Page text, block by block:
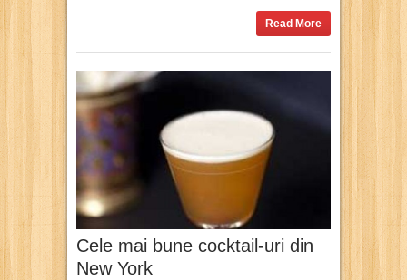
Read More
Cele mai bune cocktail-uri din
New York